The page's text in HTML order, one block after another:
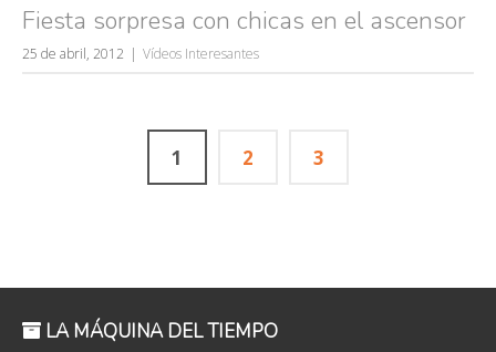
Fiesta sorpresa con chicas en el ascensor
25 de abril, 2012 Vídeos Interesantes
1 2 3
LA MÁQUINA DEL TIEMPO